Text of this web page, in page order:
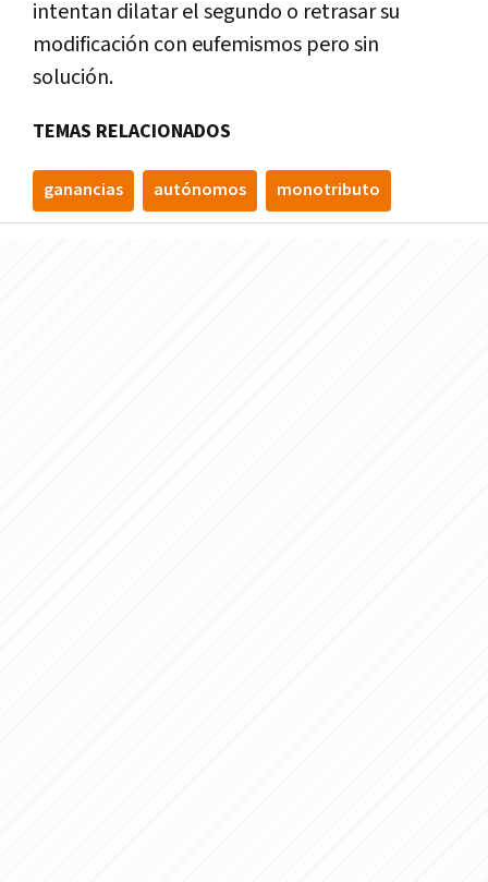
intentan dilatar el segundo o retrasar su
modificación con eufemismos pero sin
solución.
TEMAS RELACIONADOS
ganancias autónomos monotributo